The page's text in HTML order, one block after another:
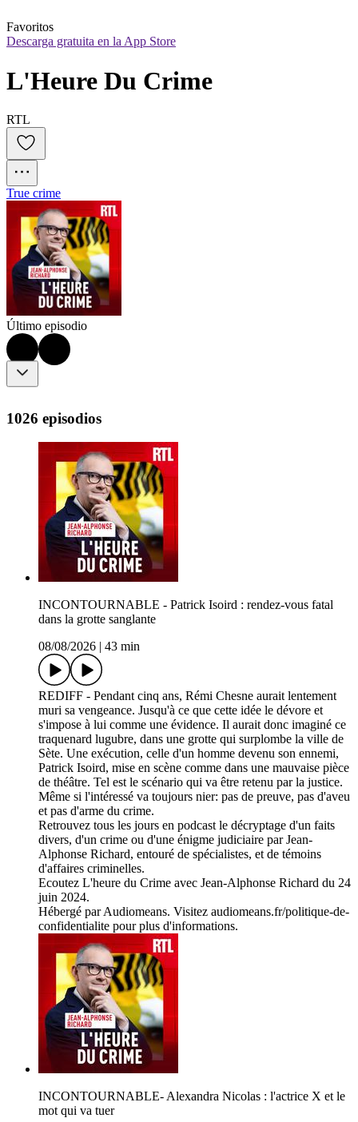
Favoritos
Descarga gratuita en la App Store
L'Heure Du Crime
RTL
True crime
Último episodio
1026 episodios
INCONTOURNABLE - Patrick Isoird : rendez-vous fatal
dans la grotte sanglante
08/08/2026
43 min
REDIFF - Pendant cinq ans, Rémi Chesne aurait lentement
muri sa vengeance. Jusqu'à ce que cette idée le dévore et
s'impose à lui comme une évidence. Il aurait donc imaginé ce
traquenard lugubre, dans une grotte qui surplombe la ville de
Sète. Une exécution, celle d'un homme devenu son ennemi,
Patrick Isoird, mise en scène comme dans une mauvaise pièce
de théâtre. Tel est le scénario qui va être retenu par la justice.
Même si l'intéressé va toujours nier: pas de preuve, pas d'aveu
et pas d'arme du crime.
Retrouvez tous les jours en podcast le décryptage d'un faits
divers, d'un crime ou d'une énigme judiciaire par Jean-
Alphonse Richard, entouré de spécialistes, et de témoins
d'affaires criminelles.
Ecoutez L'heure du Crime avec Jean-Alphonse Richard du 24
juin 2024.
Hébergé par Audiomeans. Visitez audiomeans.fr/politique-de-
confidentialite pour plus d'informations.
INCONTOURNABLE- Alexandra Nicolas : l'actrice X et le
mot qui va tuer